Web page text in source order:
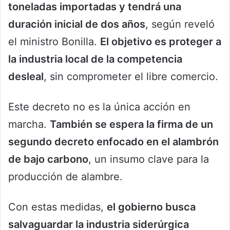
toneladas importadas y tendrá una
duración inicial de dos años, según reveló
el ministro Bonilla. El objetivo es proteger a
la industria local de la competencia
desleal, sin comprometer el libre comercio.
Este decreto no es la única acción en
marcha. También se espera la firma de un
segundo decreto enfocado en el alambrón
de bajo carbono, un insumo clave para la
producción de alambre.
Con estas medidas, el gobierno busca
salvaguardar la industria siderúrgica